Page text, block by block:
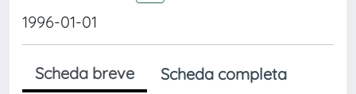
1996-01-01
Scheda breve
Scheda completa